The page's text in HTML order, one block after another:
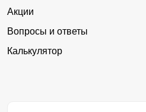
Акции
Вопросы и ответы
Калькулятор